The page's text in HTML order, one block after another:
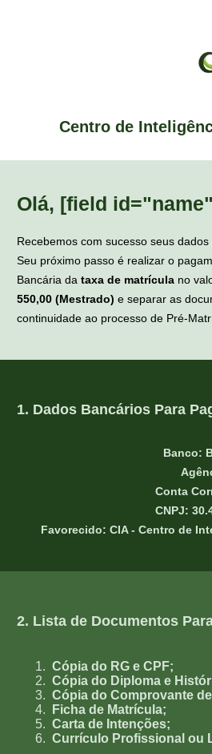
Centro de
Olá, [field
Recebemos com sucesso seus dados
Seu próximo passo é realizar o
Bancária da taxa de matrícula no
550,00 (Mestrado) e separar as
continuidade ao processo de Pré-
1. Dados Bancários Para
Banco:
Conta
CNPJ:
Favorecido: CIA - Centro de
2. Lista de Documentos
Cópia do RG e CPF;
Cópia do Diploma e
Cópia do Comprovante
Ficha de Matrícula;
Carta de Intenções;
Currículo Profissional ou